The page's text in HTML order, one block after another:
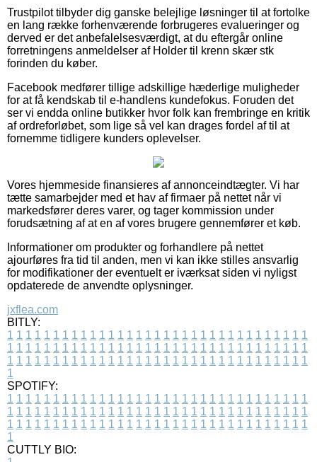
Trustpilot tilbyder dig ganske belejlige løsninger til at fortolke
en lang række forhenværende forbrugeres evalueringer og
derved er det anbefalelsesværdigt, at du eftergår online
forretningens anmeldelser af Holder til krenn skær stk
forinden du køber.
Facebook medfører tillige adskillige hæderlige muligheder
for at få kendskab til e-handlens kundefokus. Foruden det
ser vi endda online butikker hvor folk kan frembringe en kritik
af ordreforløbet, som lige så vel kan drages fordel af til at
fornemme tidligere kunders oplevelser.
Vores hjemmeside finansieres af annonceindtægter. Vi har
tætte samarbejder med et hav af firmaer på nettet når vi
markedsfører deres varer, og tager kommission under
forudsætning af at en af vores brugere gennemfører et køb.
Informationer om produkter og forhandlere på nettet
ajourføres fra tid til anden, men vi kan ikke stilles ansvarlig
for modifikationer der eventuelt er iværksat siden vi nyligst
opdaterede de anvendte oplysninger.
jxflea.com
BITLY:
1 1 1 1 1 1 1 1 1 1 1 1 1 1 1 1 1 1 1 1 1 1 1 1 1 1 1 1 1 1 1 1 1
1 1 1 1 1 1 1 1 1 1 1 1 1 1 1 1 1 1 1 1 1 1 1 1 1 1 1 1 1 1 1 1 1
1 1 1 1 1 1 1 1 1 1 1 1 1 1 1 1 1 1 1 1 1 1 1 1 1 1 1 1 1 1 1 1 1
1
SPOTIFY:
1 1 1 1 1 1 1 1 1 1 1 1 1 1 1 1 1 1 1 1 1 1 1 1 1 1 1 1 1 1 1 1 1
1 1 1 1 1 1 1 1 1 1 1 1 1 1 1 1 1 1 1 1 1 1 1 1 1 1 1 1 1 1 1 1 1
1 1 1 1 1 1 1 1 1 1 1 1 1 1 1 1 1 1 1 1 1 1 1 1 1 1 1 1 1 1 1 1 1
1
CUTTLY BIO: